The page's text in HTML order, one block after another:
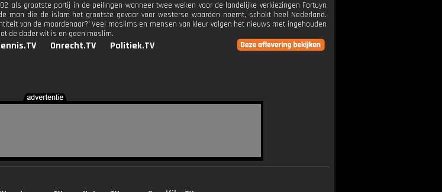
als grootste partij in de peilingen wanneer twee weken voor de landelijke verkiezingen Fortuyn
man die de islam het grootste gevaar voor westerse waarden noemt, schokt heel Nederland.
van de moordenaar?' Veel moslims en mensen van kleur volgen het nieuws met ingehouden
de dader wit is en geen moslim.
Onrecht.TV Politiek.TV